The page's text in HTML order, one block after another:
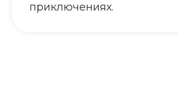
приключениях.